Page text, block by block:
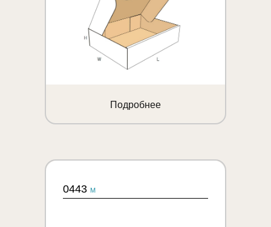
Подробнее
0443 M